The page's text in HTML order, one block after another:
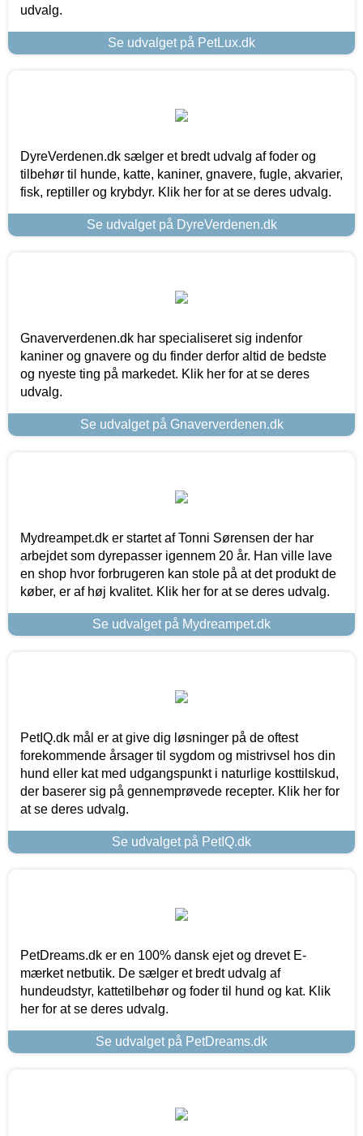
udvalg.
Se udvalget på PetLux.dk
DyreVerdenen.dk sælger et bredt udvalg af foder og
tilbehør til hunde, katte, kaniner, gnavere, fugle, akvarier,
fisk, reptiller og krybdyr. Klik her for at se deres udvalg.
Se udvalget på DyreVerdenen.dk
Gnaververdenen.dk har specialiseret sig indenfor
kaniner og gnavere og du finder derfor altid de bedste
og nyeste ting på markedet. Klik her for at se deres
udvalg.
Se udvalget på Gnaververdenen.dk
Mydreampet.dk er startet af Tonni Sørensen der har
arbejdet som dyrepasser igennem 20 år. Han ville lave
en shop hvor forbrugeren kan stole på at det produkt de
køber, er af høj kvalitet. Klik her for at se deres udvalg.
Se udvalget på Mydreampet.dk
PetIQ.dk mål er at give dig løsninger på de oftest
forekommende årsager til sygdom og mistrivsel hos din
hund eller kat med udgangspunkt i naturlige kosttilskud,
der baserer sig på gennemprøvede recepter. Klik her for
at se deres udvalg.
Se udvalget på PetIQ.dk
PetDreams.dk er en 100% dansk ejet og drevet E-
mærket netbutik. De sælger et bredt udvalg af
hundeudstyr, kattetilbehør og foder til hund og kat. Klik
her for at se deres udvalg.
Se udvalget på PetDreams.dk